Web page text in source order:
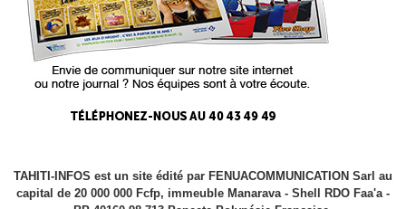
TAHITI-INFOS est un site édité par FENUACOMMUNICATION Sarl au
capital de 20 000 000 Fcfp, immeuble Manarava - Shell RDO Faa'a -